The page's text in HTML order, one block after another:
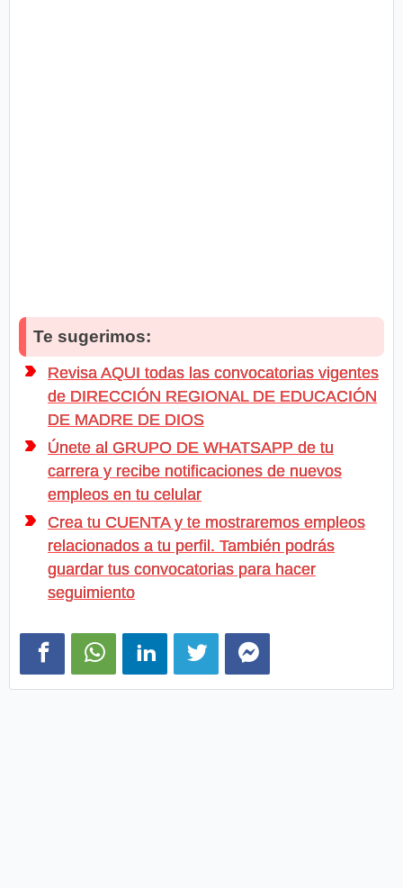
Te sugerimos:
Revisa AQUI todas las convocatorias vigentes
de DIRECCIÓN REGIONAL DE EDUCACIÓN
DE MADRE DE DIOS
Únete al GRUPO DE WHATSAPP de tu
carrera y recibe notificaciones de nuevos
empleos en tu celular
Crea tu CUENTA y te mostraremos empleos
relacionados a tu perfil. También podrás
guardar tus convocatorias para hacer
seguimiento